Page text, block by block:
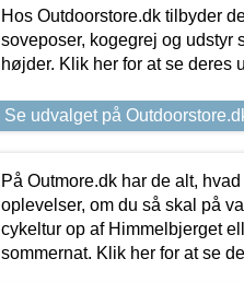
Hos Outdoorstore.dk tilbyder
soveposer, kogegrej og
højder. Klik her for at se deres
Se udvalget på
På Outmore.dk har de alt,
oplevelser, om du så skal på
cykeltur op af Himmelbjerget
sommernat. Klik her for at se